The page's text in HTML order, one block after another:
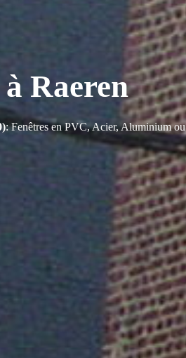
Raeren
: Fenêtres en PVC, Acier, Aluminium